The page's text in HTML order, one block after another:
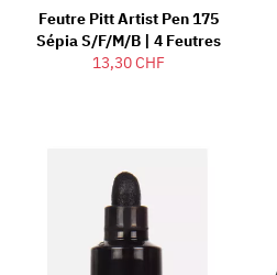
Feutre Pitt Artist Pen 175
Sépia S/F/M/B | 4 Feutres
13,30 CHF